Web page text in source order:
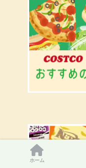
ホーム